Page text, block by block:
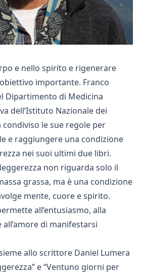
e nello spirito e rigenerare
importante. Franco
Dipartimento di Medicina
dell’Istituto Nazionale dei
le sue regole per
e raggiungere una condizione
nei suoi ultimi due libri.
non riguarda solo il
grassa, ma è una condizione
mente, cuore e spirito.
all’entusiasmo, alla
all’amore di manifestarsi
allo scrittore Daniel Lumera
e “Ventuno giorni per